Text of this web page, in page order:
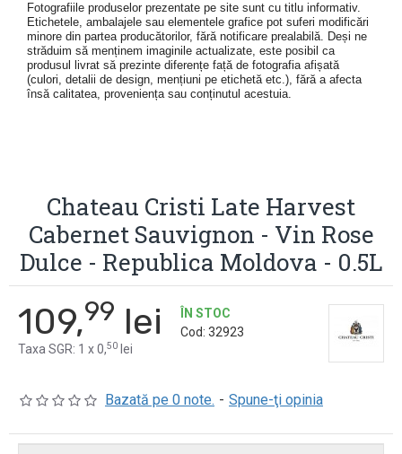
Fotografiile produselor prezentate pe site sunt cu titlu informativ.
Etichetele, ambalajele sau elementele grafice pot suferi modificări
minore din partea producătorilor, fără notificare prealabilă. Deși ne
străduim să menținem imaginile actualizate, este posibil ca
produsul livrat să prezinte diferențe față de fotografia afișată
(culori, detalii de design, mențiuni pe etichetă etc.), fără a afecta
însă calitatea, proveniența sau conținutul acestuia.
Chateau Cristi Late Harvest
Cabernet Sauvignon - Vin Rose
Dulce - Republica Moldova - 0.5L
Bazată pe 0 note. - Spune-ţi opinia
109,99 lei
Taxa SGR: 1 x 0,50 lei
ÎN STOC
Cod: 32923